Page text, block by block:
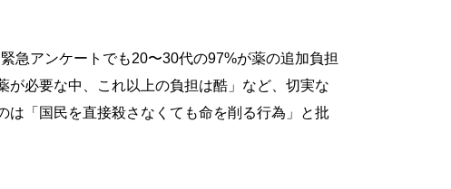
急アンケートでも20〜30代の97%が薬の追加負担
必要な中、これ以上の負担は酷」など、切実な
「国民を直接殺さなくても命を削る行為」と批